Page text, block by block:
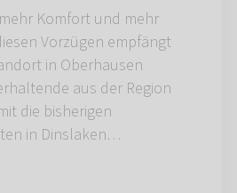
Komfort und mehr
Vorzügen empfängt
in Oberhausen
aus der Region
die bisherigen
in Dinslaken…